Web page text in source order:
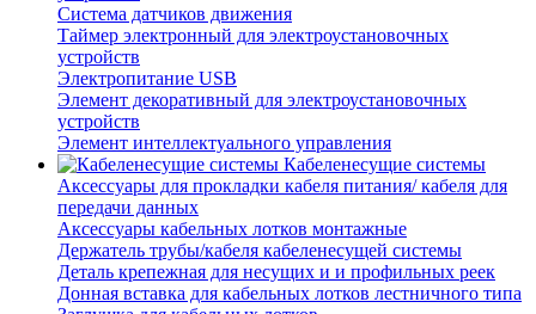
Система датчиков движения
Таймер электронный для электроустановочных
устройств
Электропитание USB
Элемент декоративный для электроустановочных
устройств
Элемент интеллектуального управления
Кабеленесущие системы
Аксессуары для прокладки кабеля питания/ кабеля для
передачи данных
Аксессуары кабельных лотков монтажные
Держатель трубы/кабеля кабеленесущей системы
Деталь крепежная для несущих и и профильных реек
Донная вставка для кабельных лотков лестничного типа